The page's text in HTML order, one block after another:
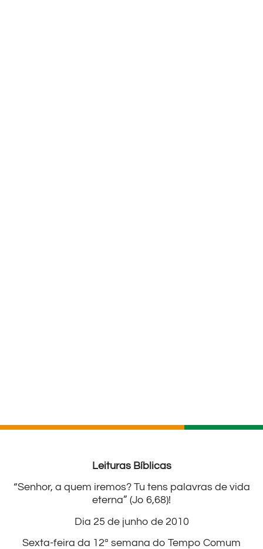
Leituras Bíblicas
“Senhor, a quem iremos? Tu tens palavras de vida
eterna” (Jo 6,68)!
Dia 25 de junho de 2010
Sexta-feira da 12ª semana do Tempo Comum